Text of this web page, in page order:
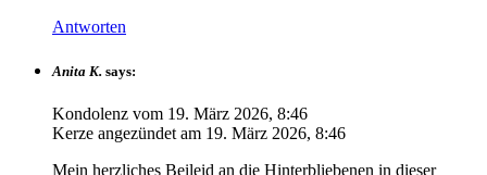
Antworten
Anita K. says:
Kondolenz vom 19. März 2026, 8:46
Kerze angezündet am 19. März 2026, 8:46
Mein herzliches Beileid an die Hinterbliebenen in dieser